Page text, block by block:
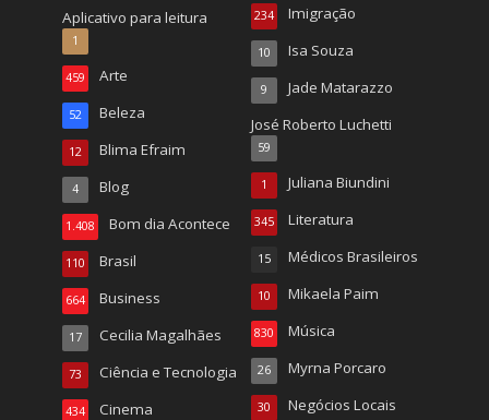
Aplicativo para leitura
1
Arte
459
Beleza
52
Blima Efraim
12
Blog
4
Bom dia Acontece
1.408
Brasil
110
Business
664
Cecilia Magalhães
17
Ciência e Tecnologia
73
Cinema
434
Imigração
234
Isa Souza
10
Jade Matarazzo
9
José Roberto Luchetti
59
Juliana Biundini
1
Literatura
345
Médicos Brasileiros
15
Mikaela Paim
10
Música
830
Myrna Porcaro
26
Negócios Locais
30